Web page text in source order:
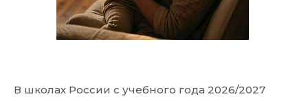
В школах России с учебного года 2026/2027